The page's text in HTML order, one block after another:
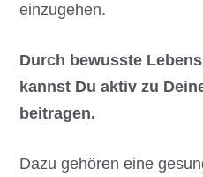
einzugehen.
Durch bewusste
kannst Du aktiv zu
beitragen.
Dazu gehören eine